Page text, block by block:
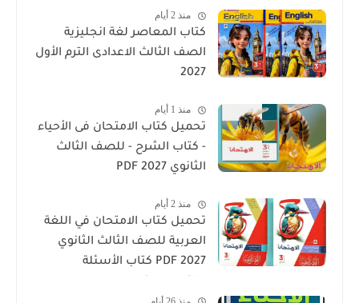
منذ 2 أيام
كتاب المعاصر لغة انجليزية
الصف الثالث الاعدادى الترم الأول
2027
منذ 1 أيام
تحميل كتاب الامتحان فى الأحياء
- كتاب الشرح - للصف الثالث
الثانوي 2027 PDF
منذ 2 أيام
تحميل كتاب الامتحان في اللغة
العربية للصف الثالث الثانوي
2027 PDF كتاب الأسئلة